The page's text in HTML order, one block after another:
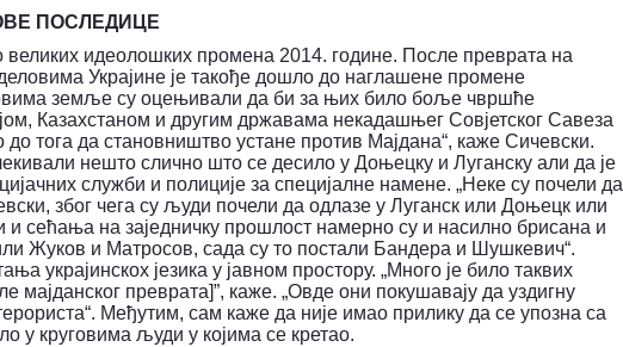
ПОСЛЕДИЦЕ
великих идеолошких промена 2014. године. После преврата на
Украјине је такође дошло до наглашене промене
земље су оцењивали да би за њих било боље чвршће
Казахстаном и другим државама некадашњег Совјетског Савеза
до тога да становништво устане против Мајдана“, каже Сичевски.
нешто слично што се десило у Доњецку и Луганску али да је
служби и полиције за специјалне намене. „Неке су почели да
због чега су људи почели да одлазе у Луганск или Доњецк или
и сећања на заједничку прошлост намерно су и насилно брисана и
Жуков и Матросов, сада су то постали Бандера и Шушкевич“.
украјинскох језика у јавном простору. „Много је било таквих
мајданског преврата]”, каже. „Овде они покушавају да уздигну
Међутим, сам каже да није имао прилику да се упозна са
у круговима људи у којима се кретао.